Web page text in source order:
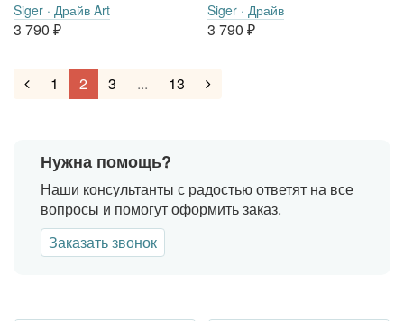
Siger · Драйв Art
3 790 ₽
Siger · Драйв
3 790 ₽
1 2 3 ... 13
Нужна помощь?
Наши консультанты с радостью ответят на все
вопросы и помогут оформить заказ.
Заказать звонок